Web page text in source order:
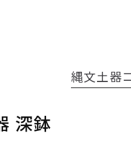
深鉢
縄文土器